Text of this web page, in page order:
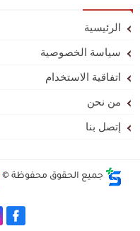
الرئيسية
سياسة الخصوصية
اتفاقية الاستخدام
من نحن
إتصل بنا
جميع الحقوق محفوظة ©